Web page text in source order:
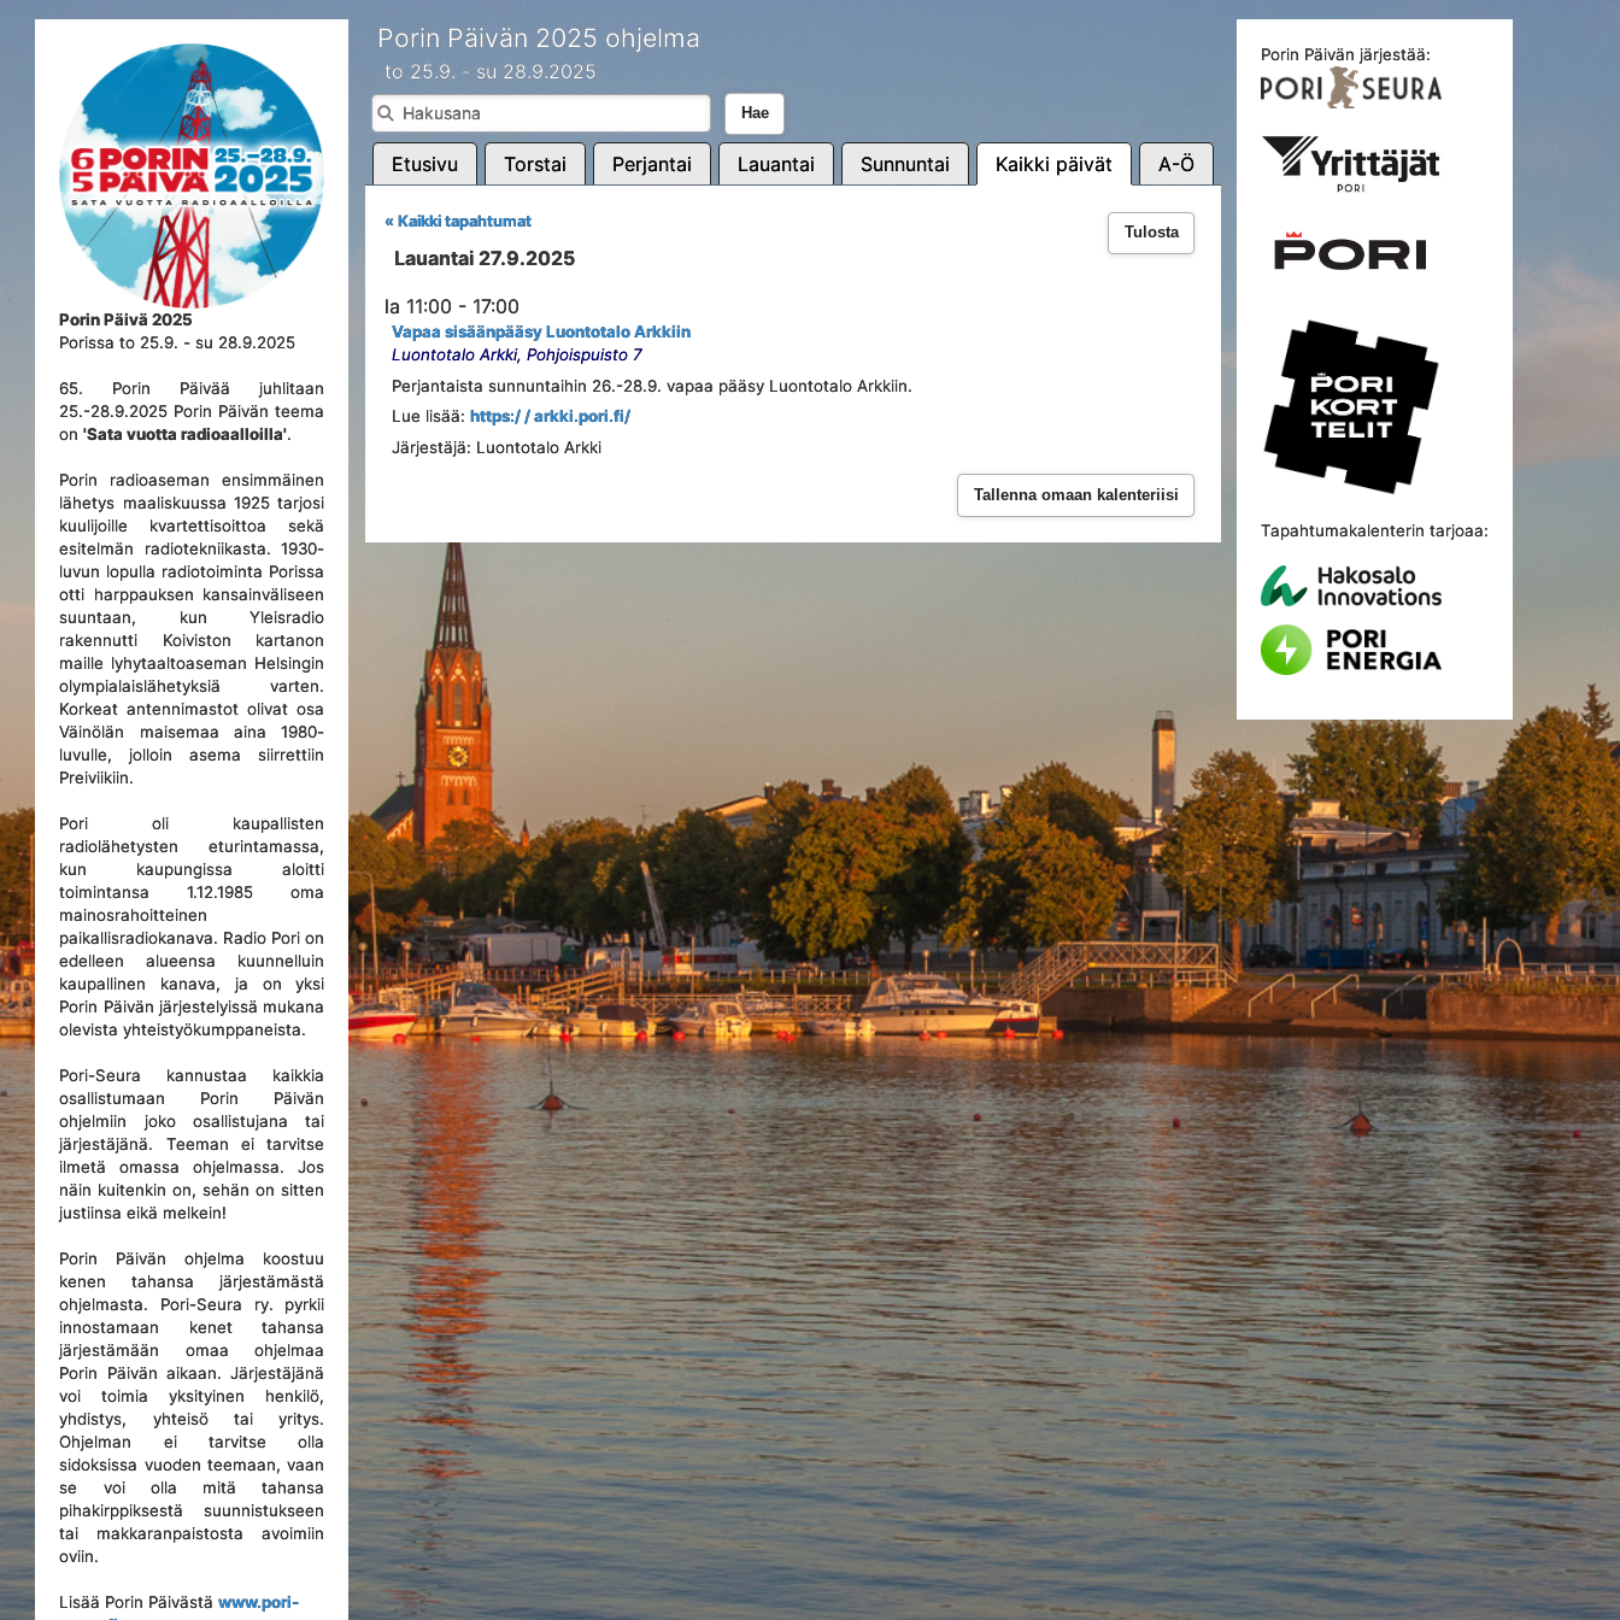
Porin Päivä 2025
Porissa to 25.9. - su 28.9.2025
65. Porin Päivää juhlitaan
25.-28.9.2025 Porin Päivän teema
on'Sata vuotta radioaalloilla'.
Porin radioaseman ensimmäinen
lähetys maaliskuussa 1925 tarjosi
kuulijoille kvartettisoittoa sekä
esitelmän radiotekniikasta. 1930-
luvun lopulla radiotoiminta Porissa
otti harppauksen kansainväliseen
suuntaan, kun Yleisradio
rakennutti Koiviston kartanon
maille lyhytaaltoaseman Helsingin
olympialaislähetyksiä varten.
Korkeat antennimastot olivat osa
Väinölän maisemaa aina 1980-
luvulle, jolloin asema siirrettiin
Preiviikiin.
Pori oli kaupallisten
radiolähetysten eturintamassa,
kun kaupungissa aloitti
toimintansa 1.12.1985 oma
mainosrahoitteinen
paikallisradiokanava. Radio Pori on
edelleen alueensa kuunnelluin
kaupallinen kanava, ja on yksi
Porin Päivän järjestelyissä mukana
olevista yhteistyökumppaneista.
Pori-Seura kannustaa kaikkia
osallistumaan Porin Päivän
ohjelmiin joko osallistujana tai
järjestäjänä. Teeman ei tarvitse
ilmetä omassa ohjelmassa. Jos
näin kuitenkin on, sehän on sitten
justiinsa eikä melkein!
Porin Päivän ohjelma koostuu
kenen tahansa järjestämästä
ohjelmasta. Pori-Seura ry. pyrkii
innostamaan kenet tahansa
järjestämään omaa ohjelmaa
Porin Päivän aikaan. Järjestäjänä
voi toimia yksityinen henkilö,
yhdistys, yhteisö tai yritys.
Ohjelman ei tarvitse olla
sidoksissa vuoden teemaan, vaan
se voi olla mitä tahansa
pihakirppiksestä suunnistukseen
tai makkaranpaistosta avoimiin
oviin.
Lisää Porin Päivästäwww.pori-
Porin Päivän 2025 ohjelma
to 25.9. - su 28.9.2025
Hae
Etusivu Torstai Perjantai Lauantai Sunnuntai Kaikki päivät A-Ö
Tulosta
« Kaikki tapahtumat
Lauantai 27.9.2025
la 11:00 - 17:00
Vapaa sisäänpääsy Luontotalo Arkkiin
Luontotalo Arkki, Pohjoispuisto 7
Perjantaista sunnuntaihin 26.-28.9. vapaa pääsy Luontotalo Arkkiin.
Lue lisää:https:/ / arkki.pori.fi/
Järjestäjä: Luontotalo Arkki
Tallenna omaan kalenteriisi
Porin Päivän järjestää:
Tapahtumakalenterin tarjoaa: